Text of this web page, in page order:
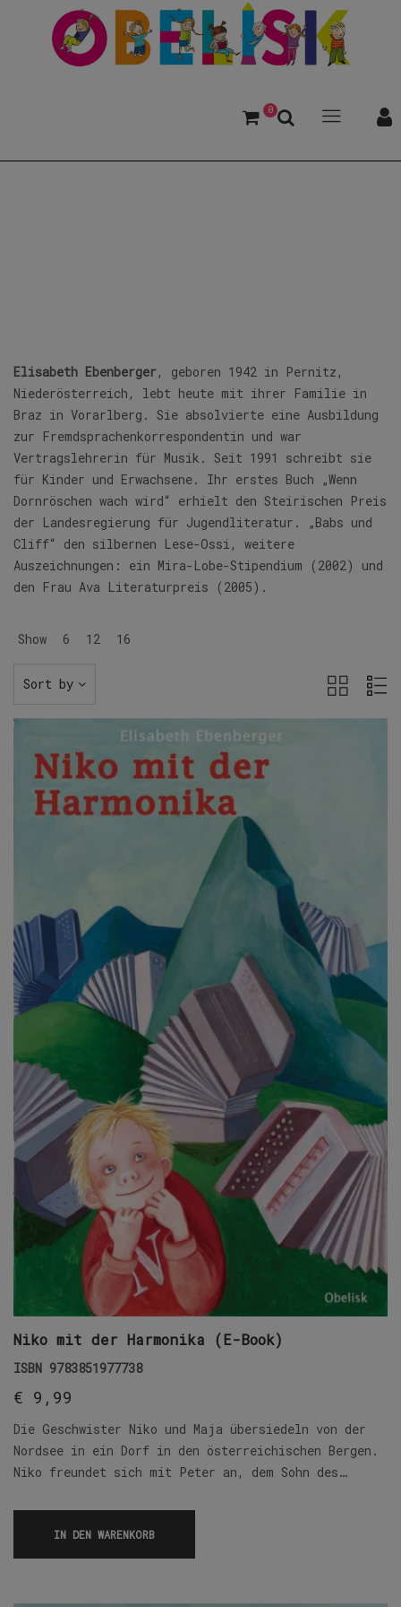
0
Elisabeth Ebenberger, geboren 1942 in Pernitz,
Niederösterreich, lebt heute mit ihrer Familie in
Braz in Vorarlberg. Sie absolvierte eine Ausbildung
zur Fremdsprachenkorrespondentin und war
Vertragslehrerin für Musik. Seit 1991 schreibt sie
für Kinder und Erwachsene. Ihr erstes Buch „Wenn
Dornröschen wach wird“ erhielt den Steirischen Preis
der Landesregierung für Jugendliteratur. „Babs und
Cliff“ den silbernen Lese-Ossi, weitere
Auszeichnungen: ein Mira-Lobe-Stipendium (2002) und
den Frau Ava Literaturpreis (2005).
Show 6 12 16
Sort by
Niko mit der Harmonika (E-Book)
ISBN 9783851977738
€ 9,99
Die Geschwister Niko und Maja übersiedeln von der
Nordsee in ein Dorf in den österreichischen Bergen.
Niko freundet sich mit Peter an, dem Sohn des…
IN DEN WARENKORB